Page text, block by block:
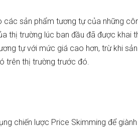
sản phẩm tương tự của những
thị trường lúc ban đầu đã được khai
tự với mức giá cao hơn, trừ khi
trên thị trường trước đó.
chiến lược Price Skimming để